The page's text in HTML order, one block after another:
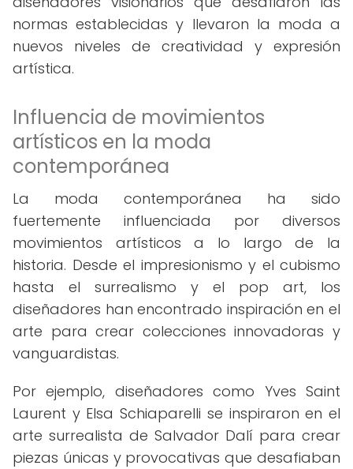
normas establecidas y llevaron la moda a
nuevos niveles de creatividad y expresión
artística.
Influencia de movimientos
artísticos en la moda
contemporánea
La moda contemporánea ha sido
fuertemente influenciada por diversos
movimientos artísticos a lo largo de la
historia. Desde el impresionismo y el cubismo
hasta el surrealismo y el pop art, los
diseñadores han encontrado inspiración en el
arte para crear colecciones innovadoras y
vanguardistas.
Por ejemplo, diseñadores como Yves Saint
Laurent y Elsa Schiaparelli se inspiraron en el
arte surrealista de Salvador Dalí para crear
piezas únicas y provocativas que desafiaban